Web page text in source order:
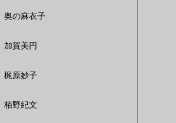
奥の麻衣子
加賀美円
梶原妙子
栢野紀文